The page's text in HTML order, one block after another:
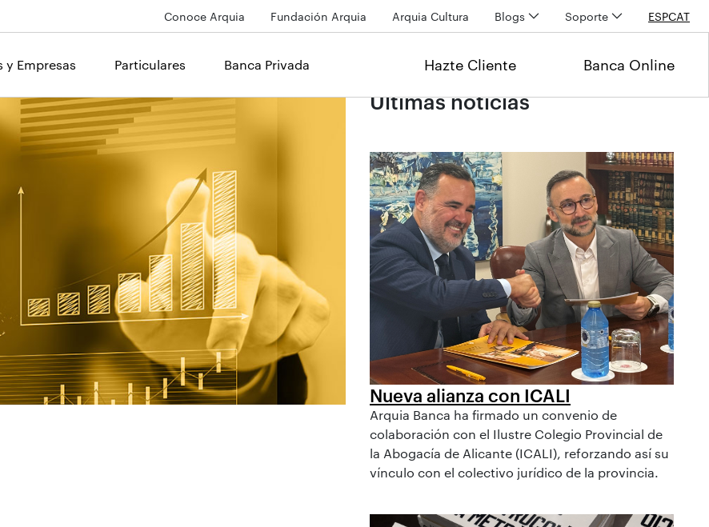
Conoce Arquia Fundación Arquia Arquia Cultura Blogs Soporte ESPCAT
y Empresas Particulares Banca Privada Hazte Cliente Banca Online
Últimas noticias
Nueva alianza con ICALI
Arquia Banca ha firmado un convenio de
colaboración con el Ilustre Colegio Provincial de
la Abogacía de Alicante (ICALI), reforzando así su
vínculo con el colectivo jurídico de la provincia.